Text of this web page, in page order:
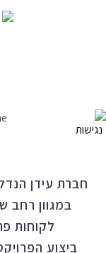
חברת עידן
במגוון רחב
לקוחות
ביצוע